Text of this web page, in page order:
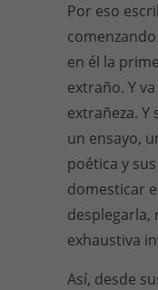
Por eso
en él la
extraño. Y
extrañeza. Y
un ensayo,
poética y
domesticar
desplegarla,
exhaustiva
Así, desde